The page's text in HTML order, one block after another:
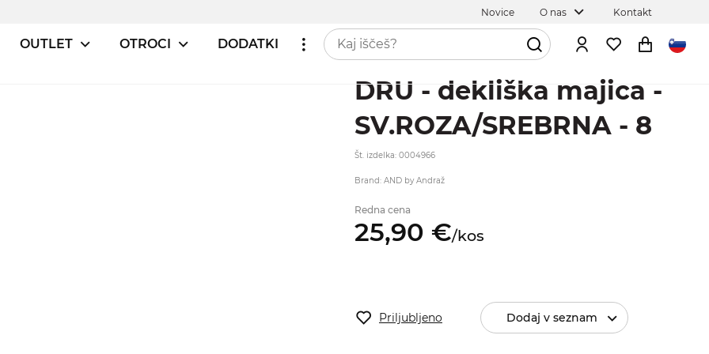
Novice O nas Kontakt
OUTLET OTROCI DODATKI
DRU - dekliška majica -
SV.ROZA/SREBRNA - 8
Št. izdelka: 0004966
Brand: AND by Andraž
Redna cena
25,90 €/kos
Priljubljeno Dodaj v seznam